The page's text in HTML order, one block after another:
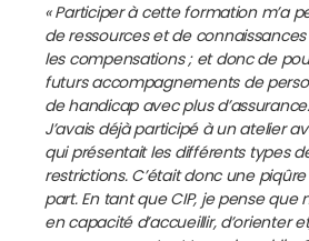
«Participer à cette formation m’a
de ressources et de
les compensations ; et donc de
futurs accompagnements de
de handicap avec plus d’assurance.
J’avais déjà participé à un atelier
qui présentait les différents types
restrictions. C’était donc une
part. En tant que CIP, je pense que
en capacité d’accueillir, d’orienter